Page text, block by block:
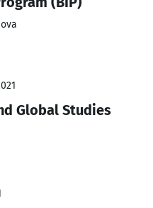
Global Studies